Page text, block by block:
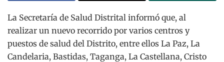
La Secretaría de Salud Distrital informó que, al
realizar un nuevo recorrido por varios centros y
puestos de salud del Distrito, entre ellos La Paz, La
Candelaria, Bastidas, Taganga, La Castellana, Cristo